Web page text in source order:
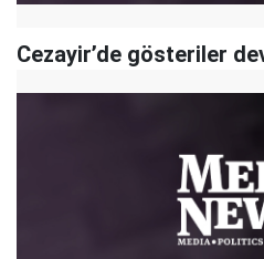
​Cezayir’de gösteriler